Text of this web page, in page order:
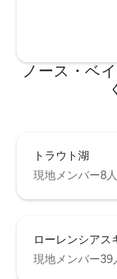
ノース・ベ
トラウト湖
現地メンバー8
ローレンシアス
現地メンバー39